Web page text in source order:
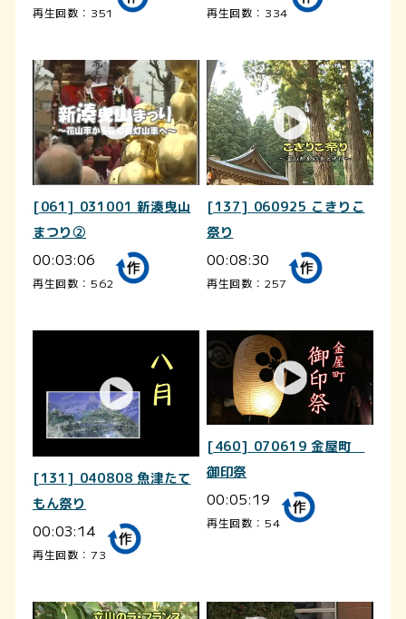
再生回数：351 再生回数：334
[061] 031001 新湊曳山
まつり②
00:03:06
再生回数：562
[137] 060925 こきりこ
祭り
00:08:30
再生回数：257
[131] 040808 魚津たて
もん祭り
00:03:14
再生回数：73
[460] 070619 金屋町
御印祭
00:05:19
再生回数：54